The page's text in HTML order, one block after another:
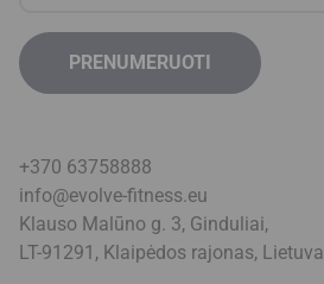
+370 63758888
info@evolve-fitness.eu
Klauso Malūno g. 3, Ginduliai,
LT-91291, Klaipėdos rajonas, Lietuva